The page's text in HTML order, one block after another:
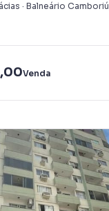
· Balneário Camboriú
Venda